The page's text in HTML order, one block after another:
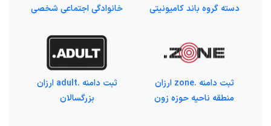
دسته گروه باند کامیونیتی خانوادگی اجتماعی شخصی
ثبت دامنه .zone ارزان
منطقه ناحیه حوزه زون
ثبت دامنه .adult ارزان
بزرگسالان